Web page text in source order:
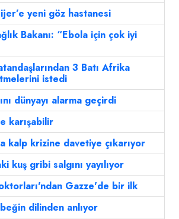
yeni göz hastanesi
Bakanı: “Ebola için çok iyi
3 Batı Afrika
istedi
dünyayı alarma geçirdi
karışabilir
kalp krizine davetiye çıkarıyor
kuş gribi salgını yayılıyor
Gazze'de bir ilk
dilinden anlıyor